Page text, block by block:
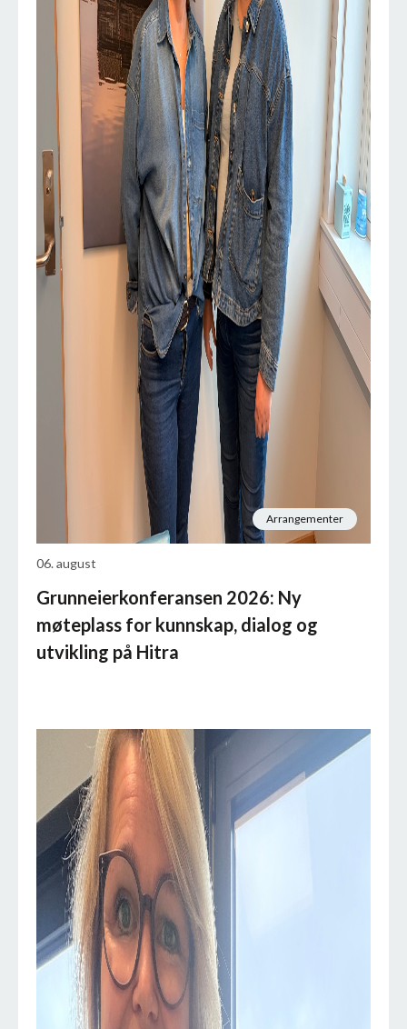
Arrangementer
06. august
Grunneierkonferansen 2026: Ny
møteplass for kunnskap, dialog og
utvikling på Hitra